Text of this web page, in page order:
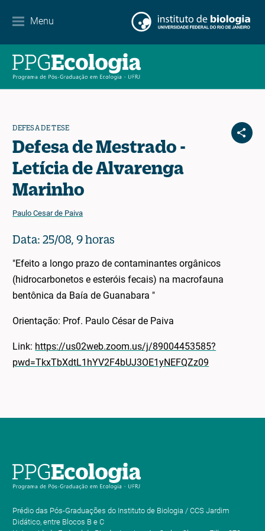
Menu
Contact
DEFESA DE TESE
Defesa de Mestrado -
Letícia de Alvarenga
Marinho
Paulo Cesar de Paiva
Data: 25/08, 9 horas
"Efeito a longo prazo de contaminantes orgânicos
(hidrocarbonetos e esteróis fecais) na macrofauna
bentônica da Baía de Guanabara "
Orientação: Prof. Paulo César de Paiva
Link: https://us02web.zoom.us/j/89004453585?
pwd=TkxTbXdtL1hYV2F4bUJ3OE1yNEFQZz09
Prédio das Pós-Graduações do Instituto de Biologia / CCS Jardim
Didático, entre Blocos B e C